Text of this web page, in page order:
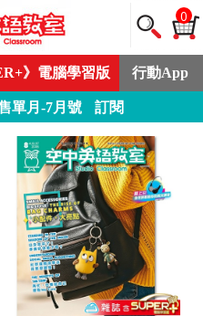
0
》電腦學習版 行動App
單月-7月號 訂閱